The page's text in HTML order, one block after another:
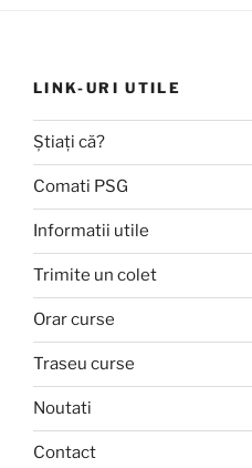
LINK-URI UTILE
Știați că?
Comati PSG
Informatii utile
Trimite un colet
Orar curse
Traseu curse
Noutati
Contact